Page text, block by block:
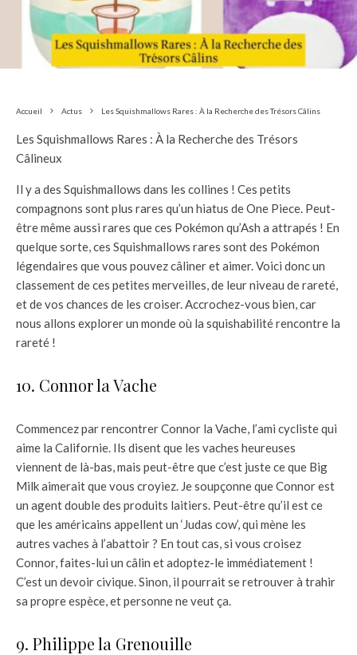
Accueil Actus Les Squishmallows Rares : À la Recherche des Trésors Câlins
Les Squishmallows Rares : À la Recherche des Trésors
Câlineux
Il y a des Squishmallows dans les collines ! Ces petits
compagnons sont plus rares qu’un hiatus de One Piece. Peut-
être même aussi rares que ces Pokémon qu’Ash a attrapés ! En
quelque sorte, ces Squishmallows rares sont des Pokémon
légendaires que vous pouvez câliner et aimer. Voici donc un
classement de ces petites merveilles, de leur niveau de rareté,
et de vos chances de les croiser. Accrochez-vous bien, car
nous allons explorer un monde où la squishabilité rencontre la
rareté !
10. Connor la Vache
Commencez par rencontrer Connor la Vache, l’ami cycliste qui
aime la Californie. Ils disent que les vaches heureuses
viennent de là-bas, mais peut-être que c’est juste ce que Big
Milk aimerait que vous croyiez. Je soupçonne que Connor est
un agent double des produits laitiers. Peut-être qu’il est ce
que les américains appellent un ‘Judas cow’, qui mène les
autres vaches à l’abattoir ? En tout cas, si vous croisez
Connor, faites-lui un câlin et adoptez-le immédiatement !
C’est un devoir civique. Sinon, il pourrait se retrouver à trahir
sa propre espèce, et personne ne veut ça.
9. Philippe la Grenouille